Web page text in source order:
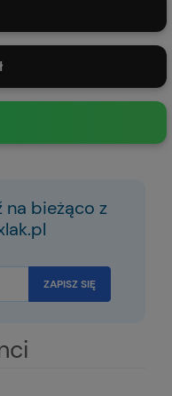
bieżąco z
ZAPISZ SIĘ